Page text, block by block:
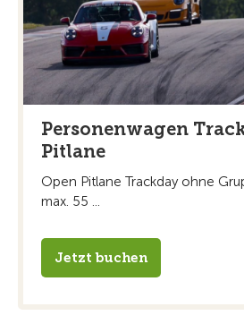
Personenwagen
Pitlane
Open Pitlane Trackday ohne
max. 55 ...
Jetzt buchen